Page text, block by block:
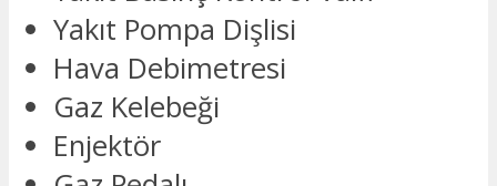
Yakıt Pompa Dişlisi
Hava Debimetresi
Gaz Kelebeği
Enjektör